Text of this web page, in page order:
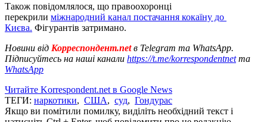
Також повідомлялося, що правоохоронці
перекрили міжнародний канал постачання кокаїну до
Києва. Фігурантів затримано.
Новини від Корреспондент.netв Telegram та WhatsApp.
Підписуйтесь на наші канали https://t.me/korrespondentnetта
WhatsApp
Читайте Korrespondent.net в Google News
ТЕГИ: наркотики, США, суд, Гондурас
Якщо ви помітили помилку, виділіть необхідний текст і